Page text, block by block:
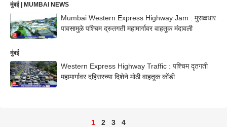
मुंबई | MUMBAI NEWS
Mumbai Western Express Highway Jam : मुसळधार
पावसामुळे पश्चिम द्रुतगती महामार्गावर वाहतूक मंदावली
मुंबई
Western Express Highway Traffic : पश्चिम दृतगती
महामार्गावर दहिसरच्या दिशेने मोठी वाहतूक कोंडी
1 2 3 4